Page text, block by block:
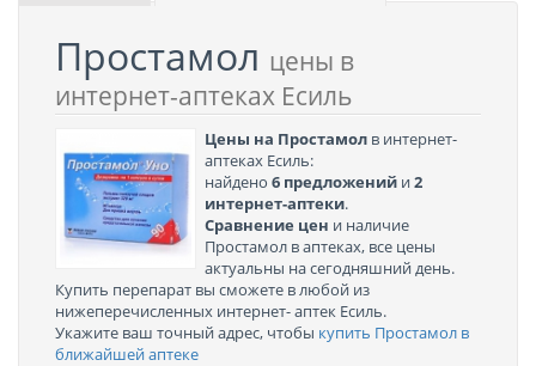
Простамол цены в
интернет-аптеках Есиль
Цены на Простамол в интернет-
аптеках Есиль:
найдено 6 предложений и2
интернет-аптеки.
Сравнение цен и наличие
Простамол в аптеках, все цены
актуальны на сегодняшний день.
Купить перепарат вы сможете в любой из
нижеперечисленных интернет- аптек Есиль.
Укажите ваш точный адрес, чтобы купить Простамол в
ближайшей аптеке